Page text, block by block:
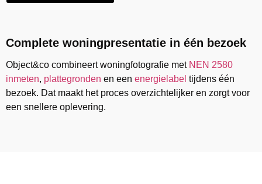
Complete woningpresentatie in één bezoek
Object&co combineert woningfotografie met NEN 2580
inmeten, plattegronden en een energielabel tijdens één
bezoek. Dat maakt het proces overzichtelijker en zorgt voor
een snellere oplevering.